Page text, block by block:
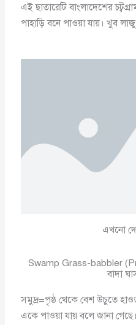
এই ছাতারেটি বাংলাদেশের
পাহাড়ি বনে পাওয়া যায়। খুব
এখনো
Swamp Grass-babbler
বাদা
সমুদ্র=পৃষ্ঠ থেকে বেশ উচুতে
একে পাওয়া যায় বলে জানা